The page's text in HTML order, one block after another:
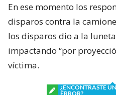
En ese momento los
disparos contra la
los disparos dio a la
impactando “por
víctima.
¿ENCONTRASTE UN
ERROR?